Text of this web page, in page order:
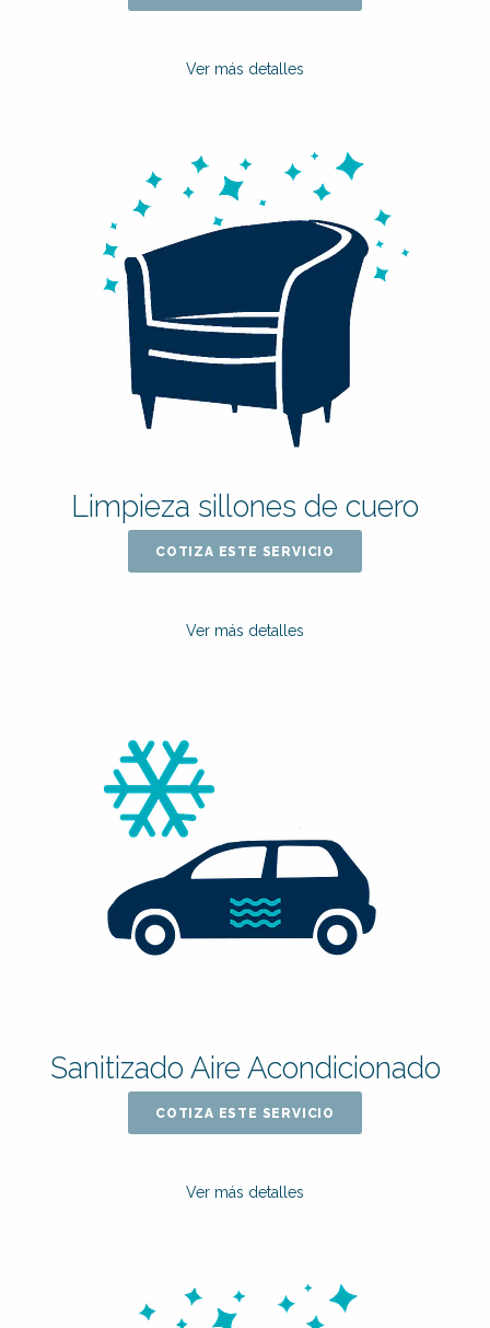
Ver más detalles
Limpieza sillones de cuero
COTIZA ESTE SERVICIO
Ver más detalles
Sanitizado Aire Acondicionado
COTIZA ESTE SERVICIO
Ver más detalles